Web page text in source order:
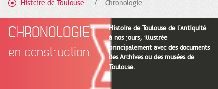
Histoire de Toulouse Chronologie
CHRONOLOGIE
en construction
Histoire de Toulouse de l'Antiquité
à nos jours, illustrée
principalement avec des documents
des Archives ou des musées de
Toulouse.